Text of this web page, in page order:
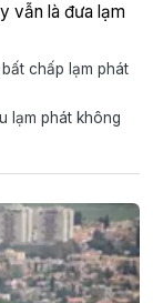
vẫn là đưa lạm
chấp lạm phát
lạm phát không